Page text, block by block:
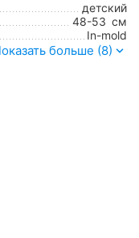
детский
48-53 см
In-mold
больше (8)